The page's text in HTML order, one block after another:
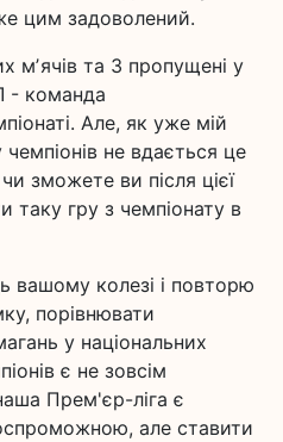
цим задоволений.
мʼячів та 3 пропущені у
- команда
Але, як уже мій
чемпіонів не вдається це
зможете ви після цієї
таку гру з чемпіонату в
вашому колезі і повторю
порівнювати
у національних
є не зовсім
Прем'єр-ліга є
але ставити